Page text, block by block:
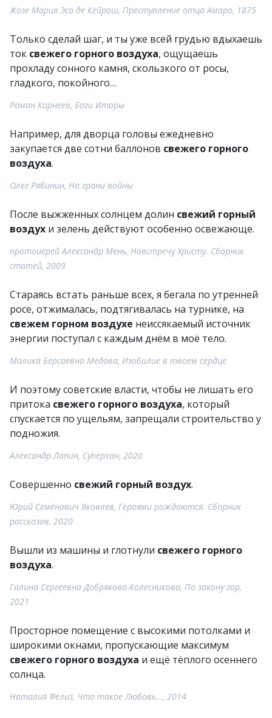
Жозе Мария Эса де Кейрош, Преступление отца Амаро, 1875
Только сделай шаг, и ты уже всей грудью вдыхаешь
ток свежего горного воздуха, ощущаешь
прохладу сонного камня, скользкого от росы,
гладкого, покойного…
Роман Корнеев, Боги Иторы
Например, для дворца головы ежедневно
закупается две сотни баллонов свежего горного
воздуха.
Олег Рябинин, На грани войны
После выжженных солнцем долин свежий горный
воздух и зелень действуют особенно освежающе.
протоиерей Александр Мень, Навстречу Христу. Сборник
статей, 2009
Стараясь встать раньше всех, я бегала по утренней
росе, отжималась, подтягивалась на турнике, на
свежем горном воздухе неиссякаемый источник
энергии поступал с каждым днём в моё тело.
Малика Берсаевна Медова, Изобилие в твоем сердце
И поэтому советские власти, чтобы не лишать его
притока свежего горного воздуха, который
спускается по ущельям, запрещали строительство у
подножия.
Александр Лапин, Суперхан, 2020
Совершенно свежий горный воздух.
Юрий Семёнович Яковлев, Героями рождаются. Сборник
рассказов, 2020
Вышли из машины и глотнули свежего горного
воздуха.
Галина Сергеевна Добрякова-Колесникова, По закону гор,
2021
Просторное помещение с высокими потолками и
широкими окнами, пропускающие максимум
свежего горного воздуха и ещё тёплого осеннего
солнца.
Наталия Фелиз, Что такое Любовь…, 2014